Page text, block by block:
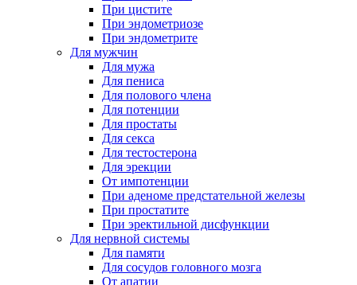
При цистите
При эндометриозе
При эндометрите
Для мужчин
Для мужа
Для пениса
Для полового члена
Для потенции
Для простаты
Для секса
Для тестостерона
Для эрекции
От импотенции
При аденоме предстательной железы
При простатите
При эректильной дисфункции
Для нервной системы
Для памяти
Для сосудов головного мозга
От апатии